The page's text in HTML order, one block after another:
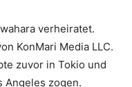
verheiratet.
KonMari Media LLC.
zuvor in Tokio und
Angeles zogen.